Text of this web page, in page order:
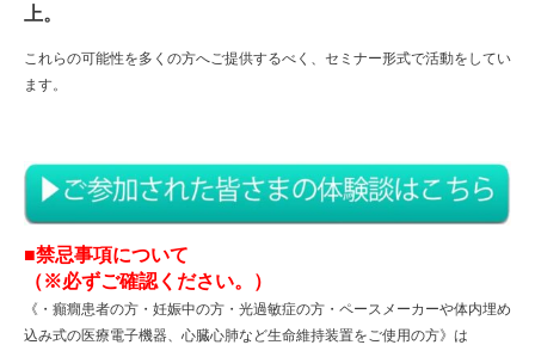
上。
これらの可能性を多くの方へご提供するべく、セミナー形式で活動をしてい
ます。
■禁忌事項について
（※必ずご確認ください。）
《・癲癇患者の方・妊娠中の方・光過敏症の方・ペースメーカーや体内埋め
込み式の医療電子機器、心臓心肺など生命維持装置をご使用の方》は